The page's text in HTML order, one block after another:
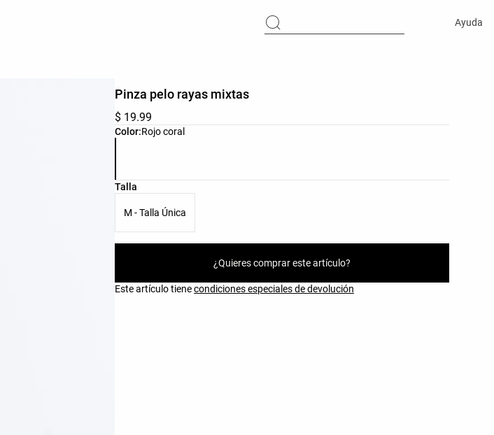
Ayuda
Color:Rojo coral
Lista de colores del producto
Pinza pelo rayas mixtas
$ 19.99
Talla
Lista de tallas del producto
M - Talla Única
¿Quieres comprar este artículo?
Este artículo tienecondiciones especiales de devolución